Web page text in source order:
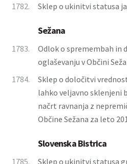
1782.
Sklep o ukinitvi statusa
Sežana
1783.
Odlok o spremembah in
oglaševanju v Občini
1784.
Sklep o določitvi
lahko veljavno sklenjeni
načrt ravnanja z
Občine Sežana za leto
Slovenska Bistrica
1785. Sklep o ukinitvi statusa